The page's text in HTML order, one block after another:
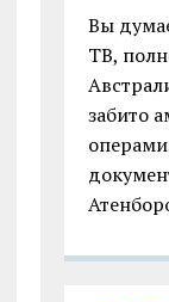
Вы
ТВ,
забито